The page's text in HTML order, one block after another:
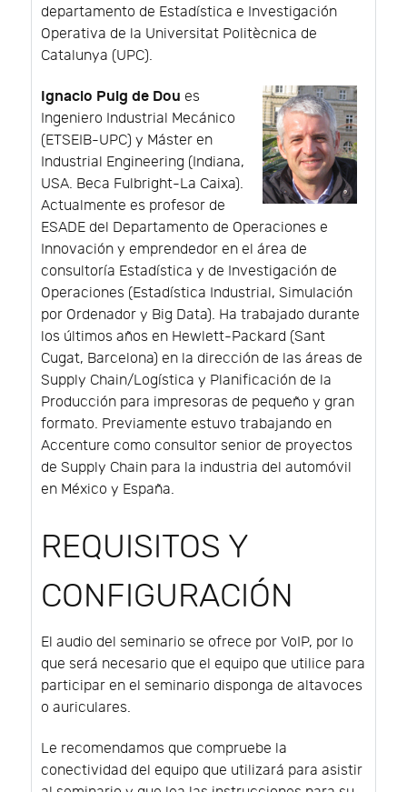
departamento de Estadística e Investigación
Operativa de la Universitat Politècnica de
Catalunya (UPC).
Ignacio Puig de Dou es
Ingeniero Industrial Mecánico
(ETSEIB-UPC) y Máster en
Industrial Engineering (Indiana,
USA. Beca Fulbright-La Caixa).
Actualmente es profesor de
ESADE del Departamento de Operaciones e
Innovación y emprendedor en el área de
consultoría Estadística y de Investigación de
Operaciones (Estadística Industrial, Simulación
por Ordenador y Big Data). Ha trabajado durante
los últimos años en Hewlett-Packard (Sant
Cugat, Barcelona) en la dirección de las áreas de
Supply Chain/Logística y Planificación de la
Producción para impresoras de pequeño y gran
formato. Previamente estuvo trabajando en
Accenture como consultor senior de proyectos
de Supply Chain para la industria del automóvil
en México y España.
REQUISITOS Y
CONFIGURACIÓN
El audio del seminario se ofrece por VoIP, por lo
que será necesario que el equipo que utilice para
participar en el seminario disponga de altavoces
o auriculares.
Le recomendamos que compruebe la
conectividad del equipo que utilizará para asistir